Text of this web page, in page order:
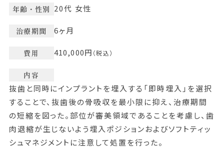
年齢・性別 20代 女性
治療期間 6ヶ月
費用 410,000円 （税込）
内容
抜歯と同時にインプラントを埋入する「即時埋入」を選択
することで、抜歯後の骨吸収を最小限に抑え、治療期間
の短縮を図った。部位が審美領域であることを考慮し、歯
肉退縮が生じないよう埋入ポジションおよびソフトティッ
シュマネジメントに注意して処置を行った。